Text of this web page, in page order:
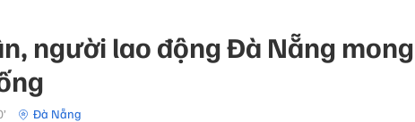
người lao động Đà Nẵng
Đà Nẵng